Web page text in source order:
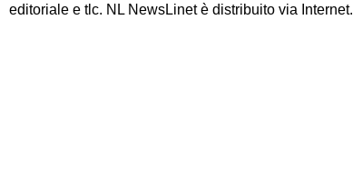
editoriale e tlc. NL NewsLinet è distribuito via Internet.